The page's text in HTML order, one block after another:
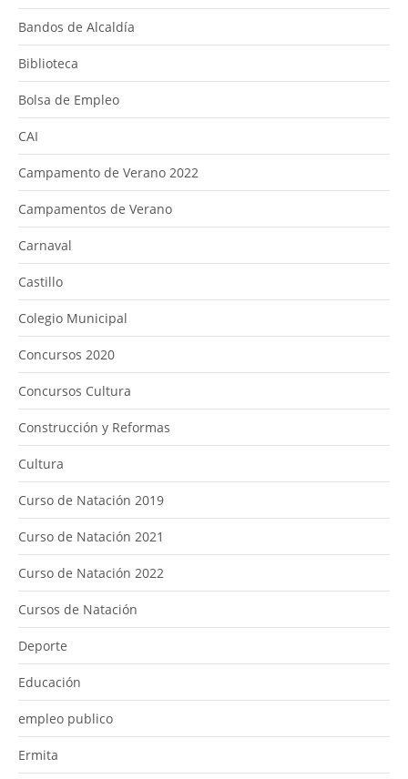
Bandos de Alcaldía
Biblioteca
Bolsa de Empleo
CAI
Campamento de Verano 2022
Campamentos de Verano
Carnaval
Castillo
Colegio Municipal
Concursos 2020
Concursos Cultura
Construcción y Reformas
Cultura
Curso de Natación 2019
Curso de Natación 2021
Curso de Natación 2022
Cursos de Natación
Deporte
Educación
empleo publico
Ermita